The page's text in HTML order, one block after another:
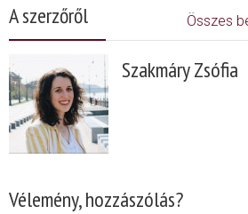
A szerzőről Összes
Szakmáry Zsófia
Vélemény, hozzászólás?